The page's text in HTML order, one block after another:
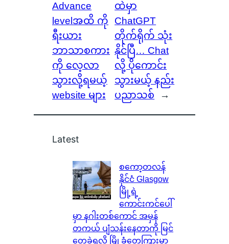
Advance
levelအထိ ကို
ရီးယား
ဘာသာစကား
ကို လေ့လာ
သွားလို့ရမယ့်
website များ
ထဲမှာ
ChatGPT
တိုက်ရိုက် သုံး
နိုင်ပြီ… Chat
လို့ ပိုကောင်း
သွားမယ့် နည်း
ပညာသစ်
→
Latest
စကော့တလန်
နိုင်ငံ Glasgow
မြို့ရဲ့
ကောင်းကင်ပေါ်
မှာ နဂါးတစ်ကောင် အမှန်
တကယ် ပျံသန်းနေတာကို မြင်
တွေ့ခဲ့ရလို့ မြို့ခံတွေကြားမှာ